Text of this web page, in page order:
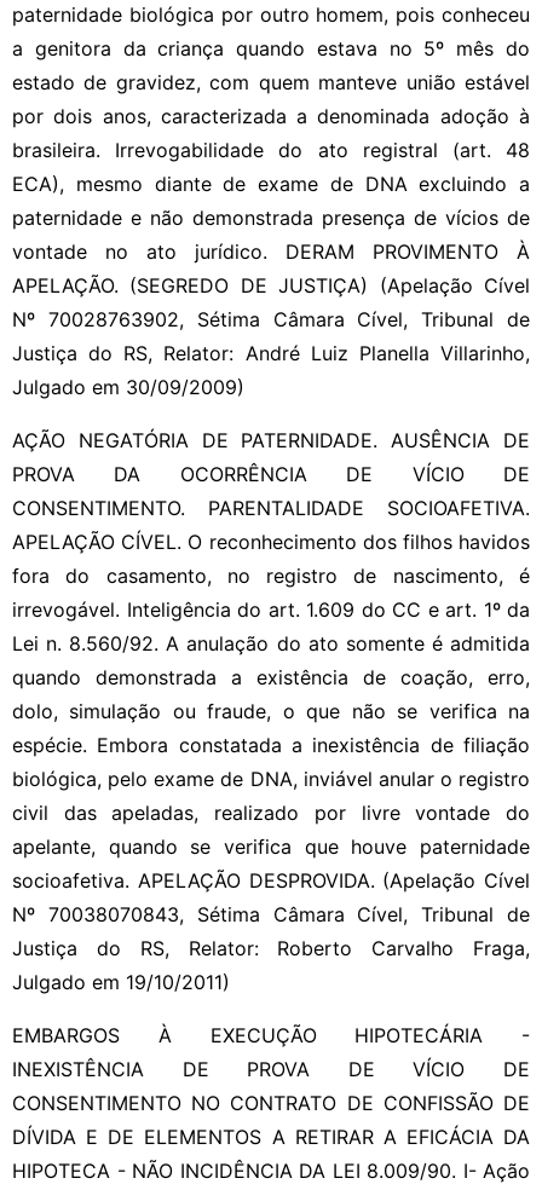
paternidade biológica por outro homem, pois conheceu
a genitora da criança quando estava no 5º mês do
estado de gravidez, com quem manteve união estável
por dois anos, caracterizada a denominada adoção à
brasileira. Irrevogabilidade do ato registral (art. 48
ECA), mesmo diante de exame de DNA excluindo a
paternidade e não demonstrada presença de vícios de
vontade no ato jurídico. DERAM PROVIMENTO À
APELAÇÃO. (SEGREDO DE JUSTIÇA) (Apelação Cível
Nº 70028763902, Sétima Câmara Cível, Tribunal de
Justiça do RS, Relator: André Luiz Planella Villarinho,
Julgado em 30/09/2009)
AÇÃO NEGATÓRIA DE PATERNIDADE. AUSÊNCIA DE
PROVA DA OCORRÊNCIA DE VÍCIO DE
CONSENTIMENTO. PARENTALIDADE SOCIOAFETIVA.
APELAÇÃO CÍVEL. O reconhecimento dos filhos havidos
fora do casamento, no registro de nascimento, é
irrevogável. Inteligência do art. 1.609 do CC e art. 1º da
Lei n. 8.560/92. A anulação do ato somente é admitida
quando demonstrada a existência de coação, erro,
dolo, simulação ou fraude, o que não se verifica na
espécie. Embora constatada a inexistência de filiação
biológica, pelo exame de DNA, inviável anular o registro
civil das apeladas, realizado por livre vontade do
apelante, quando se verifica que houve paternidade
socioafetiva. APELAÇÃO DESPROVIDA. (Apelação Cível
Nº 70038070843, Sétima Câmara Cível, Tribunal de
Justiça do RS, Relator: Roberto Carvalho Fraga,
Julgado em 19/10/2011)
EMBARGOS À EXECUÇÃO HIPOTECÁRIA -
INEXISTÊNCIA DE PROVA DE VÍCIO DE
CONSENTIMENTO NO CONTRATO DE CONFISSÃO DE
DÍVIDA E DE ELEMENTOS A RETIRAR A EFICÁCIA DA
HIPOTECA - NÃO INCIDÊNCIA DA LEI 8.009/90. I- Ação